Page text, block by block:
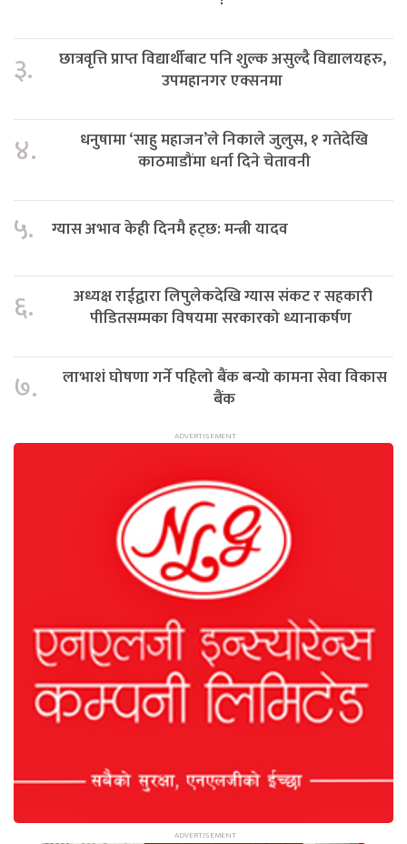
३.
छात्रवृत्ति प्राप्त विद्यार्थीबाट पनि शुल्क असुल्दै विद्यालयहरु,
उपमहानगर एक्सनमा
४.
धनुषामा ‘साहु महाजन’ले निकाले जुलुस, १ गतेदेखि
काठमाडौंमा धर्ना दिने चेतावनी
५. ग्यास अभाव केही दिनमै हट्छ: मन्त्री यादव
६.
अध्यक्ष राईद्वारा लिपुलेकदेखि ग्यास संकट र सहकारी
पीडितसम्मका विषयमा सरकारको ध्यानाकर्षण
७.
लाभाशं घोषणा गर्ने पहिलो बैंक बन्यो कामना सेवा विकास
बैंक